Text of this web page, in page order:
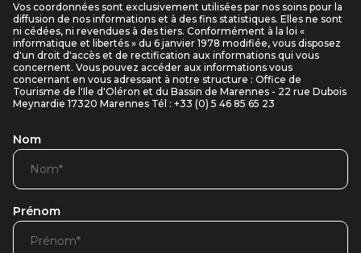
Vos coordonnées sont exclusivement utilisées par nos soins pour la
diffusion de nos informations et à des fins statistiques. Elles ne sont
ni cédées, ni revendues à des tiers. Conformément à la loi «
informatique et libertés » du 6 janvier 1978 modifiée, vous disposez
d'un droit d'accès et de rectification aux informations qui vous
concernent. Vous pouvez accéder aux informations vous
concernant en vous adressant à notre structure : Office de
Tourisme de l'Ile d'Oléron et du Bassin de Marennes - 22 rue Dubois
Meynardie 17320 Marennes Tél : +33 (0) 5 46 85 65 23
Nom
Prénom